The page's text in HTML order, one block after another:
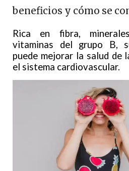
beneficios y cómo se
Rica en fibra,
vitaminas del grupo B,
puede mejorar la salud de
el sistema cardiovascular.